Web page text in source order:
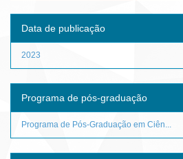
Data de publicação
2023
Programa de pós-graduação
Programa de Pós-Graduação em Ciên...